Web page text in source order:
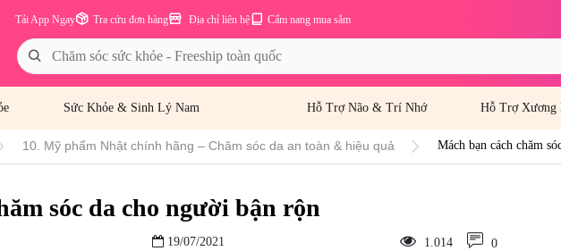
Cẩm nang mua sắm
Địa chỉ liên hệ
Tra cứu đơn hàng
Tải App Ngay
Sức Khỏe & Sinh Lý Nam Hỗ Trợ Não & Trí Nhớ Hỗ Trợ Xương
10. Mỹ phẩm Nhật chính hãng – Chăm sóc da an toàn & hiệu quả Mách bạn cách chăm
sóc da cho người bận rộn
19/07/2021 1.014 0